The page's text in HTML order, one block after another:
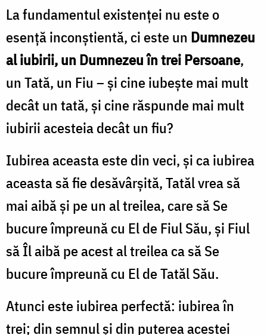
La fundamentul existenței nu este o
esență inconștientă, ci este un Dumnezeu
al iubirii, un Dumnezeu în trei Persoane,
un Tată, un Fiu – și cine iubește mai mult
decât un tată, și cine răspunde mai mult
iubirii acesteia decât un fiu?
Iubirea aceasta este din veci, și ca iubirea
aceasta să fie desăvârșită, Tatăl vrea să
mai aibă și pe un al treilea, care să Se
bucure împreună cu El de Fiul Său, și Fiul
să Îl aibă pe acest al treilea ca să Se
bucure împreună cu El de Tatăl Său.
Atunci este iubirea perfectă: iubirea în
trei; din semnul și din puterea acestei